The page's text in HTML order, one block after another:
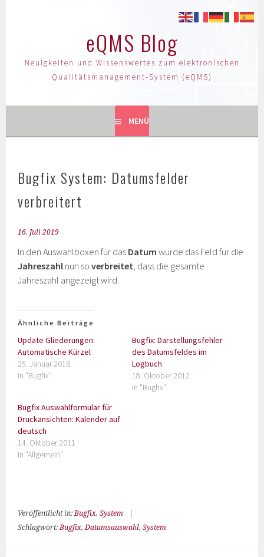
eQMS Blog
Neuigkeiten und Wissenswertes zum elektronischen
Qualitätsmanagement-System (eQMS)
MENÜ
Bugfix System: Datumsfelder
verbreitert
16. Juli 2019
In den Auswahlboxen für das Datum wurde das Feld für die
Jahreszahl nun soverbreitet, dass die gesamte
Jahreszahl angezeigt wird.
Ähnliche Beiträge
Update Gliederungen:
Automatische Kürzel
25. Januar 2016
In "Bugfix"
Bugfix: Darstellungsfehler
des Datumsfeldes im
Logbuch
18. Oktober 2012
In "Bugfix"
Bugfix Auswahlformular für
Druckansichten: Kalender auf
deutsch
14. Oktober 2011
In "Allgemein"
Veröffentlicht in:Bugfix,System
Schlagwort:Bugfix,Datumsauswahl,System